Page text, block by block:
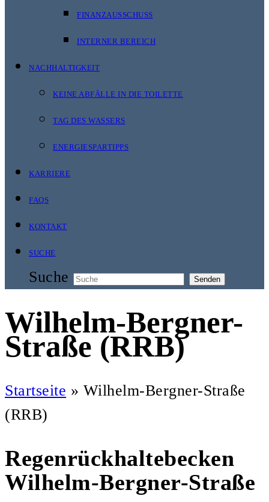
FINANZAUSSCHUSS
INTERNER BEREICH
NACHHALTIGKEIT
KEINE ABFÄLLE IN DIE TOILETTE
TAG DES WASSERS
ENERGIESPARTIPPS
KARRIERE
FAQS
KONTAKT
SUCHE
Suche Senden
Wilhelm-Bergner-
Straße (RRB)
Startseite » Wilhelm-Bergner-Straße
(RRB)
Regenrückhaltebecken
Wilhelm-Bergner-Straße